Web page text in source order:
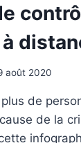
août 2020
de
de la